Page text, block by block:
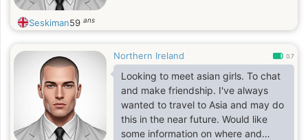
Seskiman59 ans
Northern Ireland 0.7
Looking to meet asian girls. To chat
and make friendship. I've always
wanted to travel to Asia and may do
this in the near future. Would like
some information on where and